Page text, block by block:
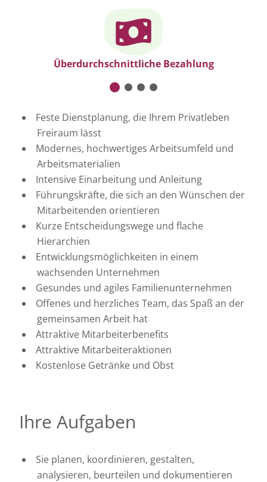
Cookie-Einstellungen ändern
Überdurchschnittliche Bezahlung
Feste Dienstplanung, die Ihrem Privatleben
Freiraum lässt
Modernes, hochwertiges Arbeitsumfeld und
Arbeitsmaterialien
Intensive Einarbeitung und Anleitung
Führungskräfte, die sich an den Wünschen der
Mitarbeitenden orientieren
Kurze Entscheidungswege und flache
Hierarchien
Entwicklungsmöglichkeiten in einem
wachsenden Unternehmen
Gesundes und agiles Familienunternehmen
Offenes und herzliches Team, das Spaß an der
gemeinsamen Arbeit hat
Attraktive Mitarbeiterbenefits
Attraktive Mitarbeiteraktionen
Kostenlose Getränke und Obst
Ihre Aufgaben
Sie planen, koordinieren, gestalten,
analysieren, beurteilen und dokumentieren